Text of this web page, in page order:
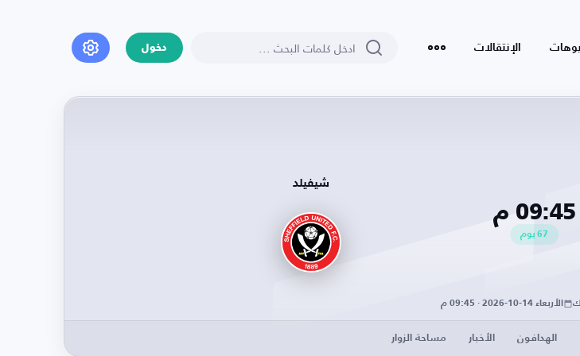
الإنتقالات دخول
09:45 م
67 يوم
شيفيلد
الأربعاء 14-10-2026 · 09:45 م
الهدافون الأخبار مساحة الزوار